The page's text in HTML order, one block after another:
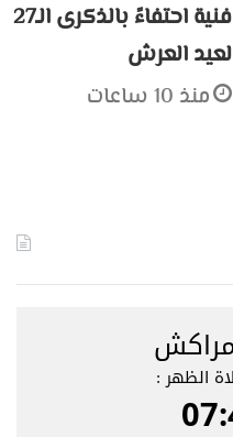
فنية احتفاءً بالذكرى الـ27
لعيد العرش
منذ 10 ساعات